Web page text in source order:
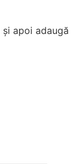
și apoi adaugă